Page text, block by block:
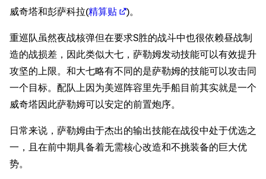
威奇塔和彭萨科拉(精算贴 )。
重巡队虽然夜战核弹但在要求S胜的战斗中也很依赖昼战制
造的战损差，因此类似大七，萨勒姆发动技能可以有效提升
攻坚的上限。和大七略有不同的是萨勒姆的技能可以攻击同
一个目标。配队上因为美巡阵容里先手船目前其实就是一个
威奇塔因此萨勒姆可以安定的前置炮序。
日常来说，萨勒姆由于杰出的输出技能在战役中处于优选之
一，且在前中期具备着无需核心改造和不挑装备的巨大优
势。